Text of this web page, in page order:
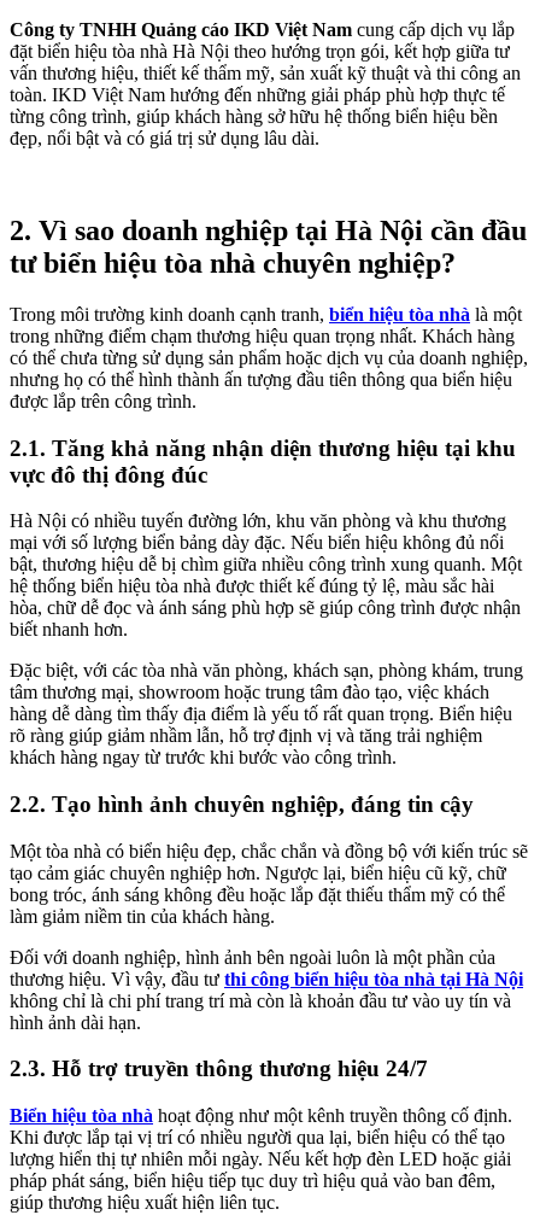
Công ty TNHH Quảng cáo IKD Việt Nam cung cấp dịch vụ lắp
đặt biển hiệu tòa nhà Hà Nội theo hướng trọn gói, kết hợp giữa tư
vấn thương hiệu, thiết kế thẩm mỹ, sản xuất kỹ thuật và thi công an
toàn. IKD Việt Nam hướng đến những giải pháp phù hợp thực tế
từng công trình, giúp khách hàng sở hữu hệ thống biển hiệu bền
đẹp, nổi bật và có giá trị sử dụng lâu dài.
2. Vì sao doanh nghiệp tại Hà Nội cần đầu
tư biển hiệu tòa nhà chuyên nghiệp?
Trong môi trường kinh doanh cạnh tranh, biển hiệu tòa nhà là một
trong những điểm chạm thương hiệu quan trọng nhất. Khách hàng
có thể chưa từng sử dụng sản phẩm hoặc dịch vụ của doanh nghiệp,
nhưng họ có thể hình thành ấn tượng đầu tiên thông qua biển hiệu
được lắp trên công trình.
2.1. Tăng khả năng nhận diện thương hiệu tại khu
vực đô thị đông đúc
Hà Nội có nhiều tuyến đường lớn, khu văn phòng và khu thương
mại với số lượng biển bảng dày đặc. Nếu biển hiệu không đủ nổi
bật, thương hiệu dễ bị chìm giữa nhiều công trình xung quanh. Một
hệ thống biển hiệu tòa nhà được thiết kế đúng tỷ lệ, màu sắc hài
hòa, chữ dễ đọc và ánh sáng phù hợp sẽ giúp công trình được nhận
biết nhanh hơn.
Đặc biệt, với các tòa nhà văn phòng, khách sạn, phòng khám, trung
tâm thương mại, showroom hoặc trung tâm đào tạo, việc khách
hàng dễ dàng tìm thấy địa điểm là yếu tố rất quan trọng. Biển hiệu
rõ ràng giúp giảm nhầm lẫn, hỗ trợ định vị và tăng trải nghiệm
khách hàng ngay từ trước khi bước vào công trình.
2.2. Tạo hình ảnh chuyên nghiệp, đáng tin cậy
Một tòa nhà có biển hiệu đẹp, chắc chắn và đồng bộ với kiến trúc sẽ
tạo cảm giác chuyên nghiệp hơn. Ngược lại, biển hiệu cũ kỹ, chữ
bong tróc, ánh sáng không đều hoặc lắp đặt thiếu thẩm mỹ có thể
làm giảm niềm tin của khách hàng.
Đối với doanh nghiệp, hình ảnh bên ngoài luôn là một phần của
thương hiệu. Vì vậy, đầu tư thi công biển hiệu tòa nhà tại Hà Nội
không chỉ là chi phí trang trí mà còn là khoản đầu tư vào uy tín và
hình ảnh dài hạn.
2.3. Hỗ trợ truyền thông thương hiệu 24/7
Biển hiệu tòa nhà hoạt động như một kênh truyền thông cố định.
Khi được lắp tại vị trí có nhiều người qua lại, biển hiệu có thể tạo
lượng hiển thị tự nhiên mỗi ngày. Nếu kết hợp đèn LED hoặc giải
pháp phát sáng, biển hiệu tiếp tục duy trì hiệu quả vào ban đêm,
giúp thương hiệu xuất hiện liên tục.